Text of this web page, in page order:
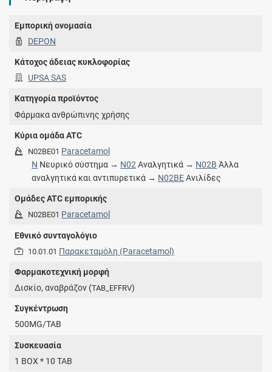
Εμπορική ονομασία
DEPON
Κάτοχος άδειας κυκλοφορίας
UPSA SAS
Κατηγορία προϊόντος
Φάρμακα ανθρώπινης χρήσης
Κύρια ομάδα ATC
N02BE01 Paracetamol
N Νευρικό σύστημα → N02 Αναλγητικά → N02B Άλλα
αναλγητικά και αντιπυρετικά → N02BEΑνιλίδες
Ομάδες ATC εμπορικής
N02BE01 Paracetamol
Εθνικό συνταγολόγιο
10.01.01 Παρακεταμόλη (Paracetamol)
Φαρμακοτεχνική μορφή
Δισκίο, αναβράζον (TAB_EFFRV)
Συγκέντρωση
500MG/TAB
Συσκευασία
1 BOX * 10 TAB